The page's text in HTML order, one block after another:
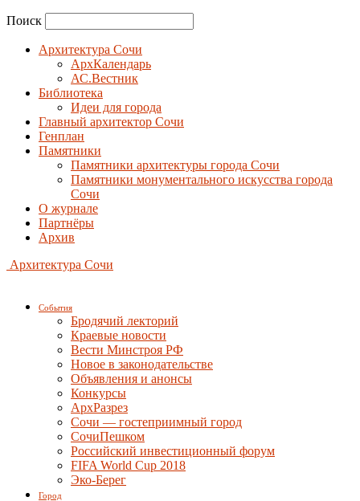
Поиск
Архитектура Сочи
АрхКалендарь
АС.Вестник
Библиотека
Идеи для города
Главный архитектор Сочи
Генплан
Памятники
Памятники архитектуры города Сочи
Памятники монументального искусства города
Сочи
О журнале
Партнёры
Архив
Архитектура Сочи
События
Бродячий лекторий
Краевые новости
Вести Минстроя РФ
Новое в законодательстве
Объявления и анонсы
Конкурсы
АрхРазрез
Сочи — гостеприимный город
СочиПешком
Российский инвестиционный форум
FIFA World Cup 2018
Эко-Берег
Город